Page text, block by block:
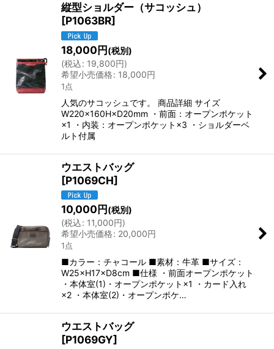
縦型ショルダー（サコッシュ）
[P1063BR]
18,000円(税別)
(税込: 19,800円)
希望小売価格: 18,000円
1点
人気のサコッシュです。 商品詳細 サイズ
W220×160H×D20mm ・前面：オープンポケット
×1 ・内装：オープンポケット×3 ・ショルダーベ
ルト付属
ウエストバッグ
[P1069CH]
10,000円(税別)
(税込: 11,000円)
希望小売価格: 20,000円
1点
■カラー：チャコール ■素材：牛革 ■サイズ：
W25×H17×D8cm ■仕様 ・前面オープンポケット
・本体室(1)・オープンポケット×1 ・カード入れ
×2 ・本体室(2)・オープンポケ…
ウエストバッグ
[P1069GY]